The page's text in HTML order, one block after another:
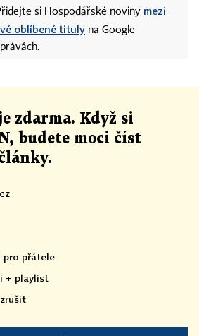
si Hospodářské noviny mezi
oblíbené tituly na Google
zdarma. Když si
budete moci číst
.
pro přátele
+ playlist